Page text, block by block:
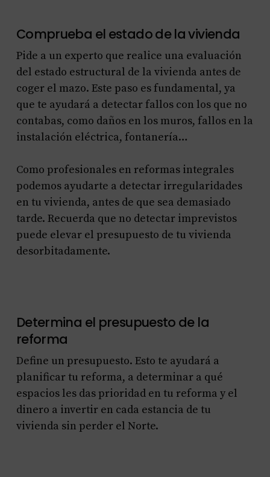
Comprueba el estado de la vivienda
Pide a un experto que realice una evaluación
del estado estructural de la vivienda antes de
coger el mazo. Este paso es fundamental, ya
que te ayudará a detectar fallos con los que no
contabas, como daños en los muros, fallos en la
instalación eléctrica, fontanería…
Como profesionales en reformas integrales
podemos ayudarte a detectar irregularidades
en tu vivienda, antes de que sea demasiado
tarde. Recuerda que no detectar imprevistos
puede elevar el presupuesto de tu vivienda
desorbitadamente.
Determina el presupuesto de la
reforma
Define un presupuesto. Esto te ayudará a
planificar tu reforma, a determinar a qué
espacios les das prioridad en tu reforma y el
dinero a invertir en cada estancia de tu
vivienda sin perder el Norte.